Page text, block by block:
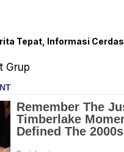
Tepat, Informasi Cerdas
Grup